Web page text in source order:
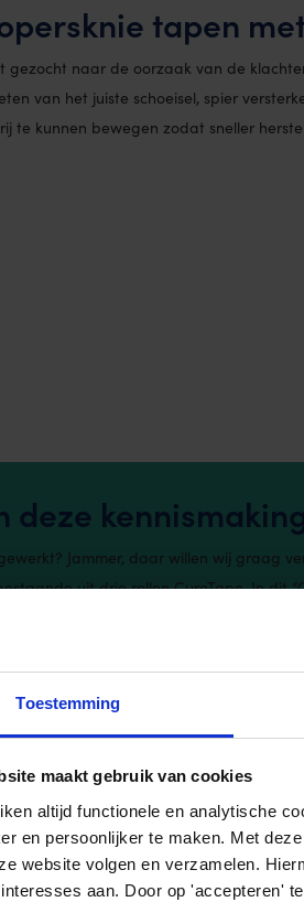
Toestemming
maakt gebruik van cookies
altijd functionele en analytische
en persoonlijker te maken. Met
website volgen en verzamelen.
aan. Door op 'accepteren'
tapen
gezocht naar de oorzaak van de
van het juiste schoeisel, spier
te kunnen bewegen zodat sneller
deze
Jammer, daar willen wij graag
uit drie rollen CureTape. In dit
ART en een rol CureTape Sports.
BTW)
(inclusief BTW)
om kennis te maken met de